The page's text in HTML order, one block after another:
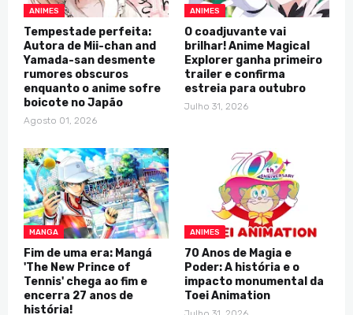
ANIMES
Tempestade perfeita:
Autora de Mii-chan and
Yamada-san desmente
rumores obscuros
enquanto o anime sofre
boicote no Japão
Agosto 01, 2026
ANIMES
O coadjuvante vai
brilhar! Anime Magical
Explorer ganha primeiro
trailer e confirma
estreia para outubro
Julho 31, 2026
MANGA
Fim de uma era: Mangá
'The New Prince of
Tennis' chega ao fim e
encerra 27 anos de
história!
ANIMES
70 Anos de Magia e
Poder: A história e o
impacto monumental da
Toei Animation